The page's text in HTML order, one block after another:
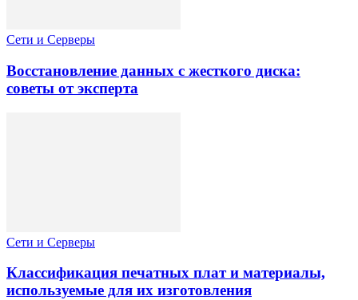
Сети и Серверы
Восстановление данных с жесткого диска:
советы от эксперта
Сети и Серверы
Классификация печатных плат и материалы,
используемые для их изготовления